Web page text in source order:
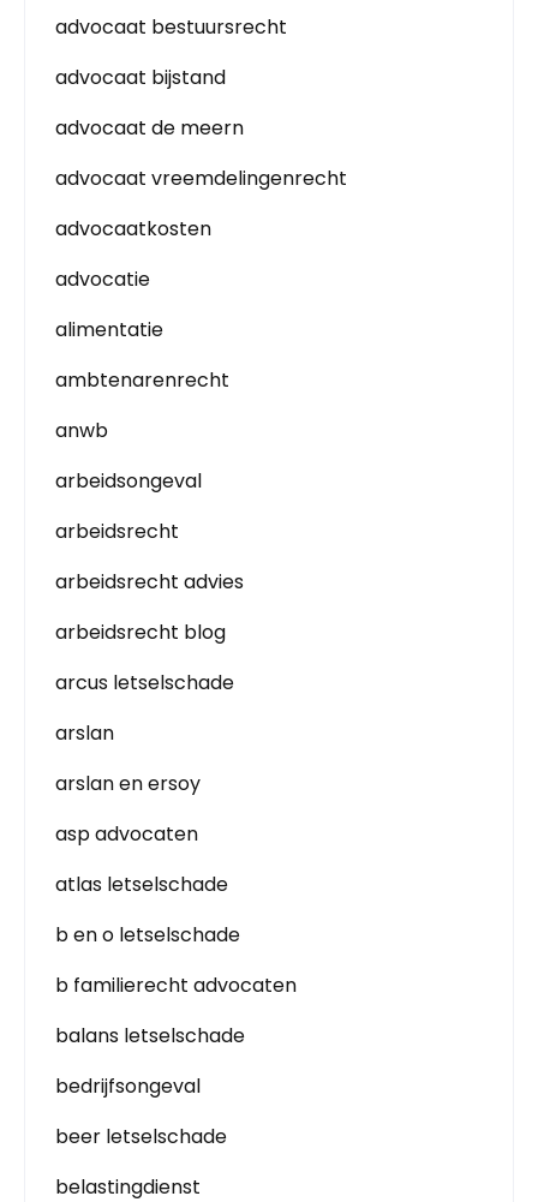
advocaat bestuursrecht
advocaat bijstand
advocaat de meern
advocaat vreemdelingenrecht
advocaatkosten
advocatie
alimentatie
ambtenarenrecht
anwb
arbeidsongeval
arbeidsrecht
arbeidsrecht advies
arbeidsrecht blog
arcus letselschade
arslan
arslan en ersoy
asp advocaten
atlas letselschade
b en o letselschade
b familierecht advocaten
balans letselschade
bedrijfsongeval
beer letselschade
belastingdienst